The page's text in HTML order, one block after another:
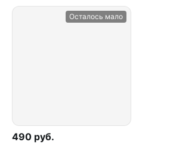
Осталось мало
490 руб.